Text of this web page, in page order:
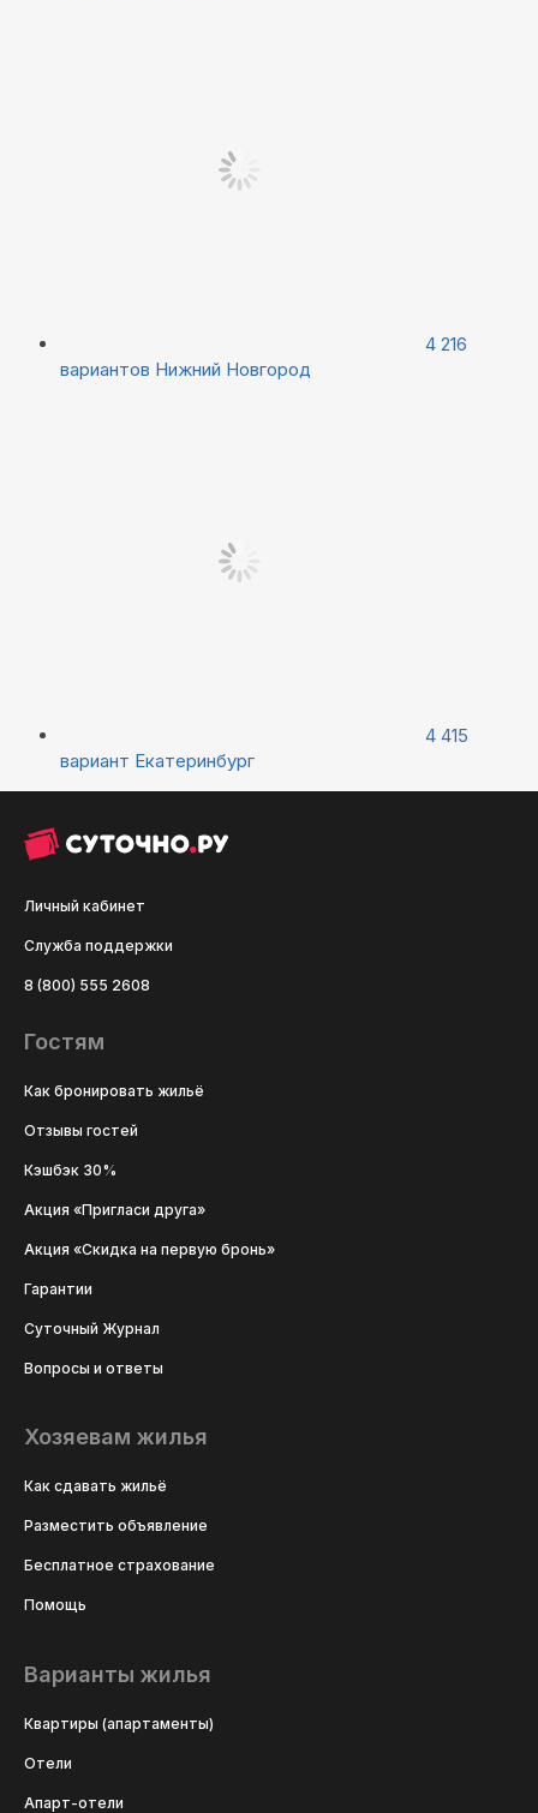
4 216
вариантов Нижний Новгород
4 415
вариант Екатеринбург
Личный кабинет
Служба поддержки
8 (800) 555 2608
Гостям
Как бронировать жильё
Отзывы гостей
Кэшбэк 30%
Акция «Пригласи друга»
Акция «Скидка на первую бронь»
Гарантии
Суточный Журнал
Вопросы и ответы
Хозяевам жилья
Как сдавать жильё
Разместить объявление
Бесплатное страхование
Помощь
Варианты жилья
Квартиры (апартаменты)
Отели
Апарт-отели